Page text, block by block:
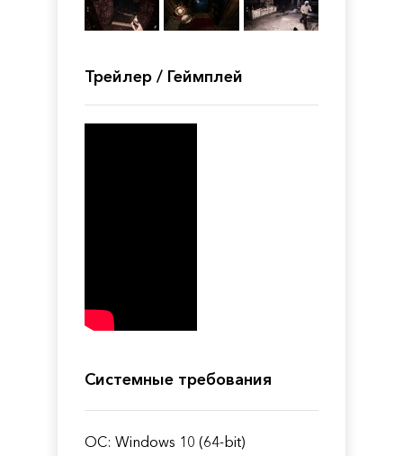
Трейлер / Геймплей
Системные требования
ОС: Windows 10 (64-bit)